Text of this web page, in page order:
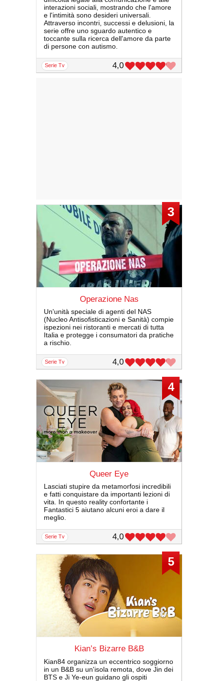
interazioni sociali, mostrando che l'amore
e l'intimità sono desideri universali.
Attraverso incontri, successi e delusioni, la
serie offre uno sguardo autentico e
toccante sulla ricerca dell'amore da parte
di persone con autismo.
serie Tv 4,0
3
Operazione Nas
Un'unità speciale di agenti del NAS
(Nucleo Antisofisticazioni e Sanità) compie
ispezioni nei ristoranti e mercati di tutta
Italia e protegge i consumatori da pratiche
a rischio.
serie Tv 4,0
4
Queer Eye
Lasciati stupire da metamorfosi incredibili
e fatti conquistare da importanti lezioni di
vita. In questo reality confortante i
Fantastici 5 aiutano alcuni eroi a dare il
meglio.
serie Tv 4,0
5
Kian’s Bizarre B&B
Kian84 organizza un eccentrico soggiorno
in un B&B su un'isola remota, dove Jin dei
BTS e Ji Ye-eun guidano gli ospiti